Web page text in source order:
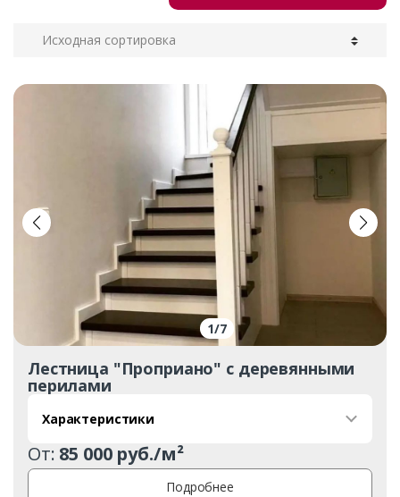
1/7
Лестница "Проприано" с деревянными
перилами
Характеристики
От: 85 000 руб./м²
Подробнее